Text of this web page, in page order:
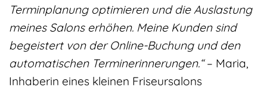
Terminplanung optimieren und die Auslastung
meines Salons erhöhen. Meine Kunden sind
begeistert von der Online-Buchung und den
automatischen Terminerinnerungen.“– Maria,
Inhaberin eines kleinen Friseursalons